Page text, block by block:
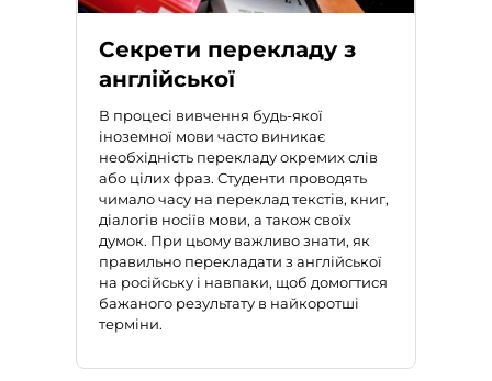
Секрети перекладу з
англійської
В процесі вивчення будь-якої
іноземної мови часто виникає
необхідність перекладу окремих слів
або цілих фраз. Студенти проводять
чимало часу на переклад текстів, книг,
діалогів носіїв мови, а також своїх
думок. При цьому важливо знати, як
правильно перекладати з англійської
на російську і навпаки, щоб домогтися
бажаного результату в найкоротші
терміни.